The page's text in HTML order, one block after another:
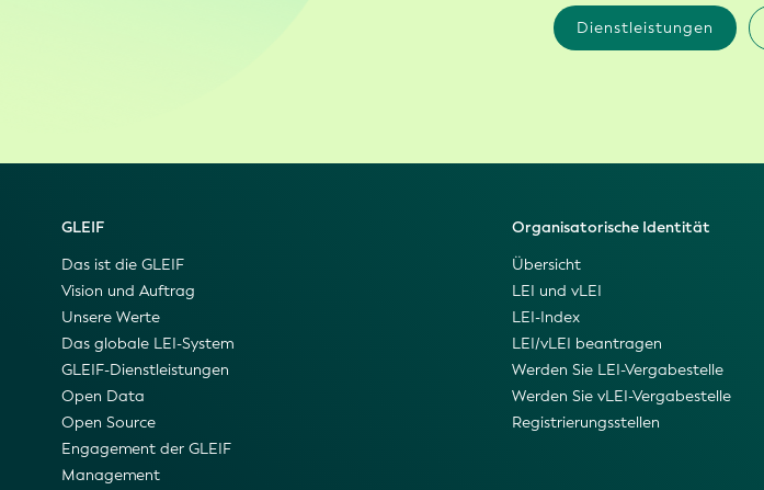
Dienstleistungen
GLEIF
Das ist die GLEIF
Vision und Auftrag
Unsere Werte
Das globale LEI-System
GLEIF-Dienstleistungen
Open Data
Open Source
Engagement der GLEIF
Management
Organisatorische Identität
Übersicht
LEI und vLEI
LEI-Index
LEI/vLEI beantragen
Werden Sie LEI-Vergabestelle
Werden Sie vLEI-Vergabestelle
Registrierungsstellen